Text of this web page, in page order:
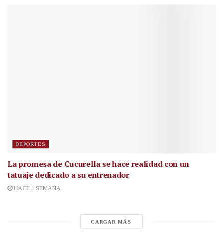
DEPORTES
La promesa de Cucurella se hace realidad con un
tatuaje dedicado a su entrenador
HACE 1 SEMANA
CARGAR MÁS